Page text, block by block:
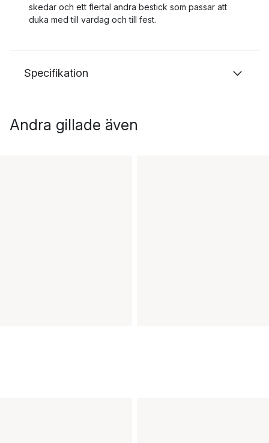
skedar och ett flertal andra bestick som passar att
duka med till vardag och till fest.
Specifikation
Andra gillade även